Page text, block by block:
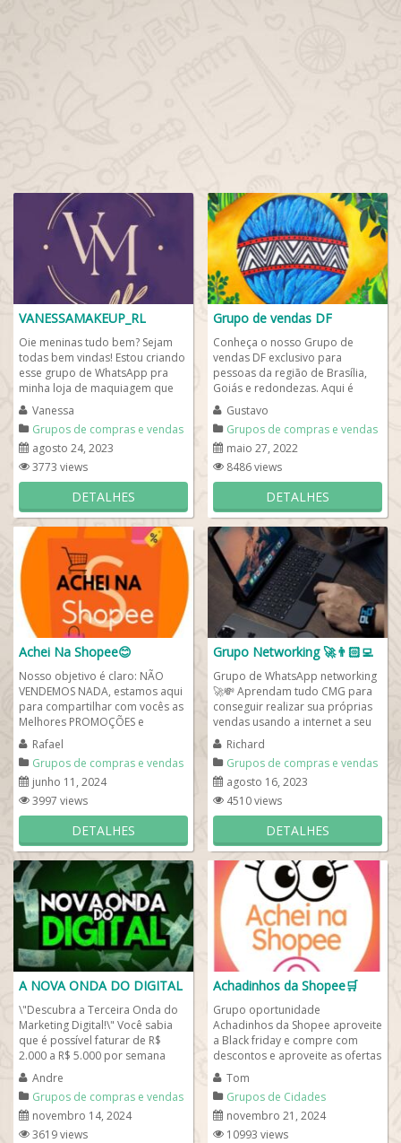
VANESSAMAKEUP_RL
Oie meninas tudo bem? Sejam
todas bem vindas! Estou criando
esse grupo de WhatsApp pra
minha loja de maquiagem que
irei abrir em janeiro para vocês
conhecer...
Vanessa
Grupos de compras e vendas
agosto 24, 2023
3773 views
DETALHES
Grupo de vendas DF
Conheça o nosso Grupo de
vendas DF exclusivo para
pessoas da região de Brasília,
Goiás e redondezas. Aqui é
permitido a divulgação de seus
produtos e...
Gustavo
Grupos de compras e vendas
maio 27, 2022
8486 views
DETALHES
Achei Na Shopee😊
Nosso objetivo é claro: NÃO
VENDEMOS NADA, estamos aqui
para compartilhar com vocês as
Melhores PROMOÇÕES e
CUPONS de uma das maiores
lojas virtuais do...
Rafael
Grupos de compras e vendas
junho 11, 2024
3997 views
DETALHES
Grupo Networking 🚀👨🏻‍💻
Grupo de WhatsApp networking
🚀💸 Aprendam tudo CMG para
conseguir realizar sua próprias
vendas usando a internet a seu
favor, troquem conhecimentos,...
Richard
Grupos de compras e vendas
agosto 16, 2023
4510 views
DETALHES
A NOVA ONDA DO DIGITAL
\"Descubra a Terceira Onda do
Marketing Digital!\" Você sabia
que é possível faturar de R$
2.000 a R$ 5.000 por semana
sem precisar vender nada?
Parece...
Andre
Grupos de compras e vendas
novembro 14, 2024
3619 views
Achadinhos da Shopee🛒
Grupo oportunidade
Achadinhos da Shopee aproveite
a Black friday e compre com
descontos e aproveite as ofertas
clicando no link do grupo logo
baixo e seja...
Tom
Grupos de Cidades
novembro 21, 2024
10993 views